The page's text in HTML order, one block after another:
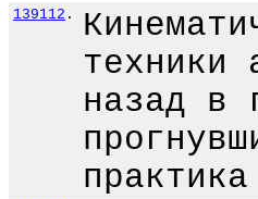
139112 .
техники
назад в